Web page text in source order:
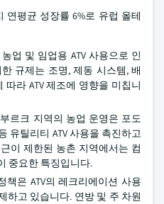
연평균 성장률 6%로 유럽 올테
업 및 임업용 ATV 사용으로 인
규제는 조명, 제동 시스템, 배
라 ATV 제조에 영향을 미칩니
르크 지역의 농업 운영은 포도
유틸리티 ATV 사용을 촉진하고
이 제한된 농촌 지역에서는 컴
중요한 특징입니다.
은 ATV의 레크리에이션 사용
하고 있습니다. 연방 및 주 차원